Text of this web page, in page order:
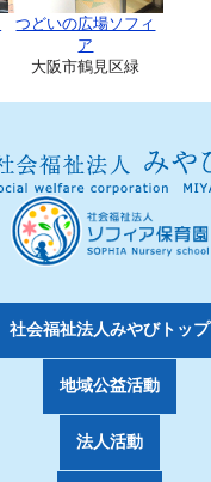
つどいの広場ソフィ
ア
大阪市鶴見区緑
社会福祉法人みやびトップ
地域公益活動
法人活動